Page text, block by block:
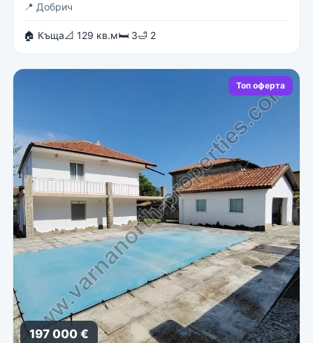
📍 Добрич
🏠 Къща📐 129 кв.м🛏 3🛁 2
Топ оферта
197 000 €